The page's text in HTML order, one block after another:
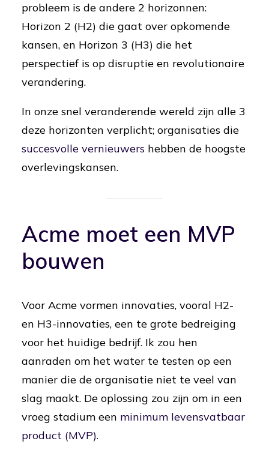
probleem is de andere 2 horizonnen:
Horizon 2 (H2) die gaat over opkomende
kansen, en Horizon 3 (H3) die het
perspectief is op disruptie en revolutionaire
verandering.
In onze snel veranderende wereld zijn alle 3
deze horizonten verplicht; organisaties die
succesvolle vernieuwers hebben de hoogste
overlevingskansen.
Acme moet een MVP
bouwen
Voor Acme vormen innovaties, vooral H2-
en H3-innovaties, een te grote bedreiging
voor het huidige bedrijf. Ik zou hen
aanraden om het water te testen op een
manier die de organisatie niet te veel van
slag maakt. De oplossing zou zijn om in een
vroeg stadium een minimum levensvatbaar
product (MVP).